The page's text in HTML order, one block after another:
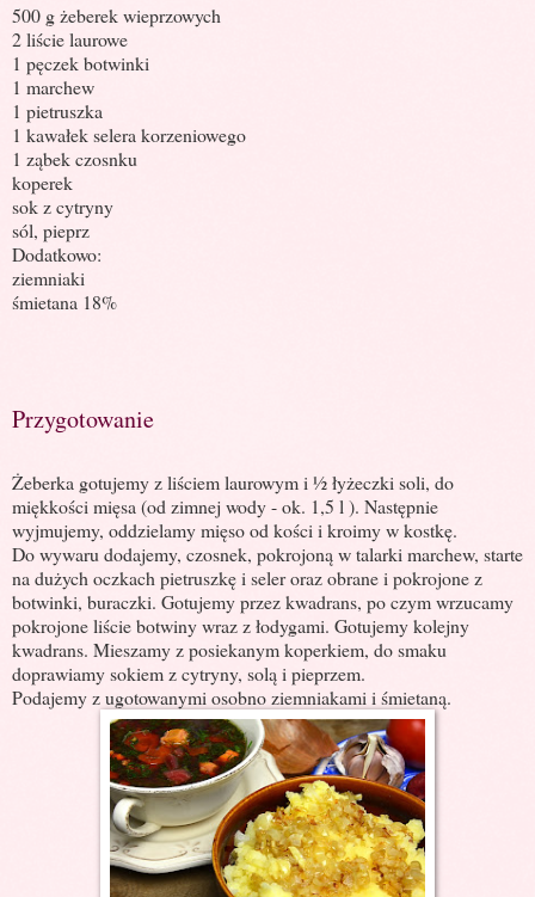
500 g żeberek wieprzowych
2 liście laurowe
1 pęczek botwinki
1 marchew
1 pietruszka
1 kawałek selera korzeniowego
1 ząbek czosnku
koperek
sok z cytryny
sól, pieprz
Dodatkowo:
ziemniaki
śmietana 18%
Przygotowanie
Żeberka gotujemy z liściem laurowym i ½ łyżeczki soli, do
miękkości mięsa (od zimnej wody - ok. 1,5 l ). Następnie
wyjmujemy, oddzielamy mięso od kości i kroimy w kostkę.
Do wywaru dodajemy, czosnek, pokrojoną w talarki marchew, starte
na dużych oczkach pietruszkę i seler oraz obrane i pokrojone z
botwinki, buraczki. Gotujemy przez kwadrans, po czym wrzucamy
pokrojone liście botwiny wraz z łodygami. Gotujemy kolejny
kwadrans. Mieszamy z posiekanym koperkiem, do smaku
doprawiamy sokiem z cytryny, solą i pieprzem.
Podajemy z ugotowanymi osobno ziemniakami i śmietaną.